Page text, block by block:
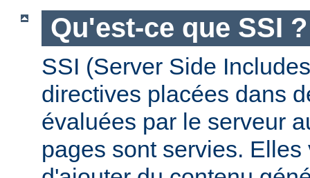
Qu'est-ce que SSI ?
SSI (Server Side
directives placées dans
évaluées par le serveur
pages sont servies.